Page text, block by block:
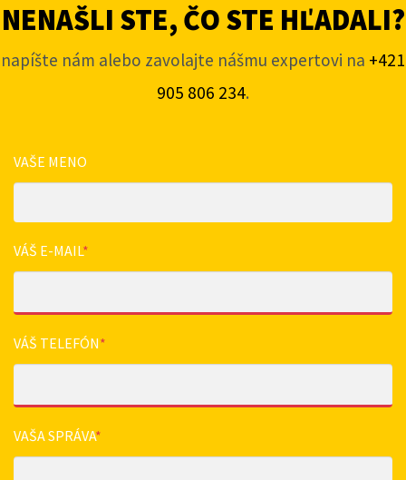
NENAŠLI STE, ČO STE HĽADALI?
napíšte nám alebo zavolajte nášmu expertovi na +421
905 806 234.
VAŠE MENO
VÁŠ E-MAIL*
VÁŠ TELEFÓN*
VAŠA SPRÁVA*